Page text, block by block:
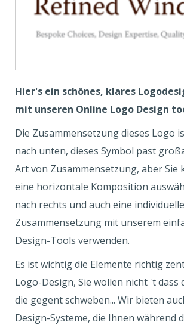
ANMELDEN
Hier's ein schönes, klares
mit unseren Online Logo Design
Die Zusammensetzung dieses Logo
nach unten, dieses Symbol past
Art von Zusammensetzung, aber Sie
eine horizontale Komposition
nach rechts und auch eine individuelle
Zusammensetzung mit unserem
Design-Tools verwenden.
Es ist wichtig die Elemente richtig
Logo-Design, Sie wollen nicht 't dass
die gegent schweben... Wir bieten
Design-Systeme, die Ihnen während